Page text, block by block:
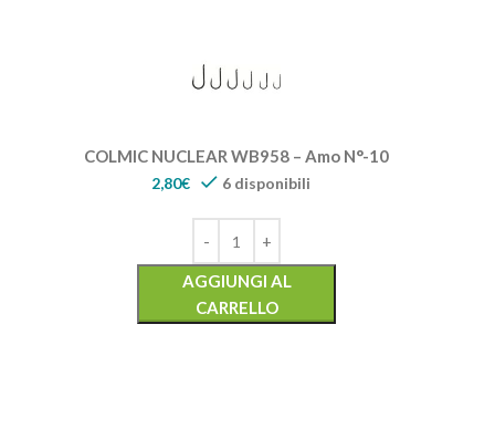
COLMIC NUCLEAR WB958 – Amo N°-10
2,80€ 6 disponibili
AGGIUNGI AL
CARRELLO